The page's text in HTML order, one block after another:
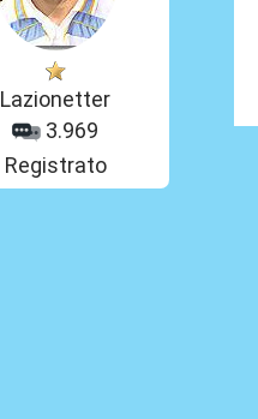
Lazionetter
3.969
Registrato